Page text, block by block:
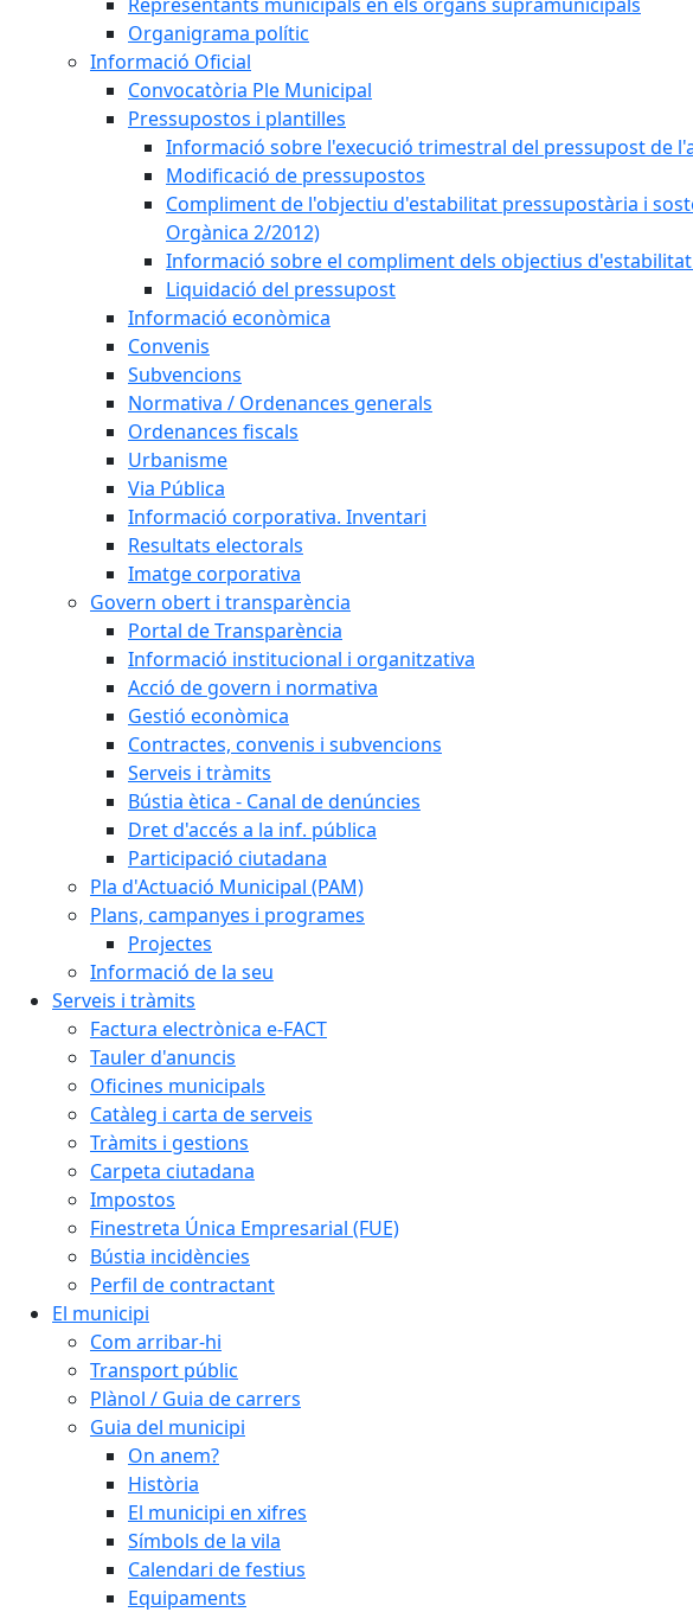
Organigrama polític
Informació Oficial
Convocatòria Ple Municipal
Pressupostos i plantilles
Informació sobre l'execució trimestral del pressupost de
Modificació de pressupostos
Compliment de l'objectiu d'estabilitat pressupostària i
Orgànica 2/2012)
Informació sobre el compliment dels objectius
Liquidació del pressupost
Informació econòmica
Convenis
Subvencions
Normativa / Ordenances generals
Ordenances fiscals
Urbanisme
Via Pública
Informació corporativa. Inventari
Resultats electorals
Imatge corporativa
Govern obert i transparència
Portal de Transparència
Informació institucional i organitzativa
Acció de govern i normativa
Gestió econòmica
Contractes, convenis i subvencions
Serveis i tràmits
Bústia ètica - Canal de denúncies
Dret d'accés a la inf. pública
Participació ciutadana
Pla d'Actuació Municipal (PAM)
Plans, campanyes i programes
Projectes
Informació de la seu
Serveis i tràmits
Factura electrònica e-FACT
Tauler d'anuncis
Oficines municipals
Catàleg i carta de serveis
Tràmits i gestions
Carpeta ciutadana
Impostos
Finestreta Única Empresarial (FUE)
Bústia incidències
Perfil de contractant
El municipi
Com arribar-hi
Transport públic
Plànol / Guia de carrers
Guia del municipi
On anem?
Història
El municipi en xifres
Símbols de la vila
Calendari de festius
Equipaments